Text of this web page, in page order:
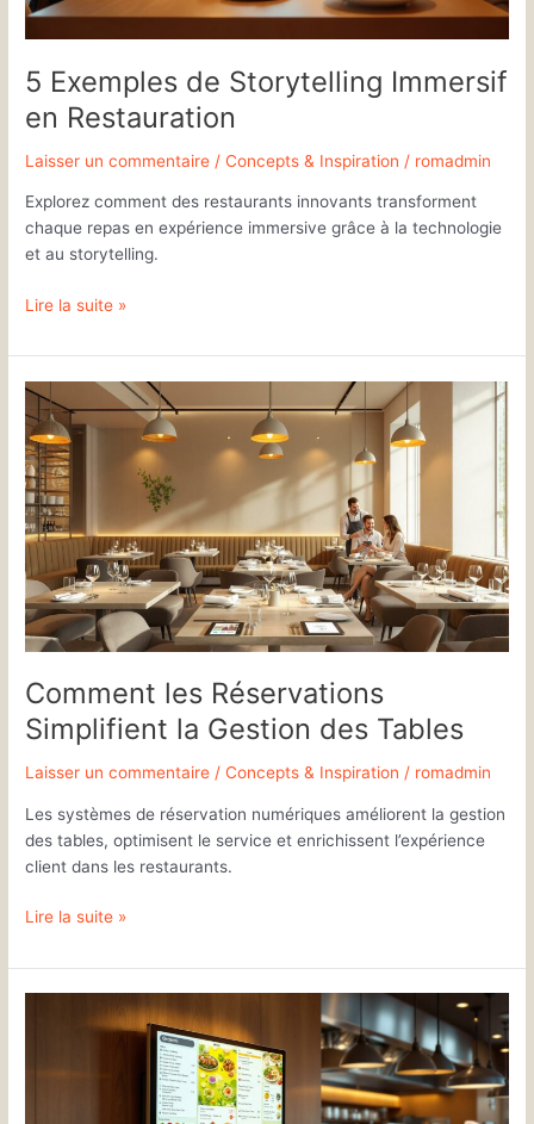
5 Exemples de Storytelling Immersif
en Restauration
Laisser un commentaire /Concepts & Inspiration / romadmin
Explorez comment des restaurants innovants transforment
chaque repas en expérience immersive grâce à la technologie
et au storytelling.
Lire la suite »
Comment les Réservations
Simplifient la Gestion des Tables
Laisser un commentaire /Concepts & Inspiration / romadmin
Les systèmes de réservation numériques améliorent la gestion
des tables, optimisent le service et enrichissent l’expérience
client dans les restaurants.
Comment
les
Réservations
Simplifient
la
Gestion
des
Tables
Lire la suite »